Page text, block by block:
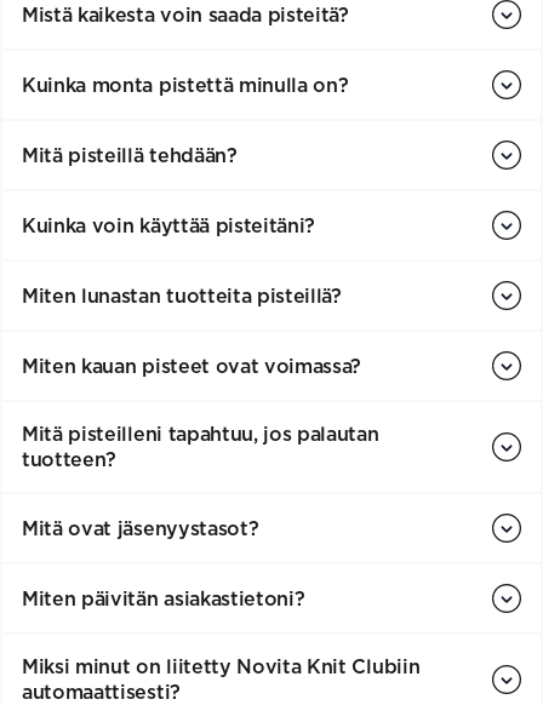
Mistä kaikesta voin saada pisteitä?
Kuinka monta pistettä minulla on?
Mitä pisteillä tehdään?
Kuinka voin käyttää pisteitäni?
Miten lunastan tuotteita pisteillä?
Miten kauan pisteet ovat voimassa?
Mitä pisteilleni tapahtuu, jos palautan
tuotteen?
Mitä ovat jäsenyystasot?
Miten päivitän asiakastietoni?
Miksi minut on liitetty Novita Knit Clubiin
automaattisesti?